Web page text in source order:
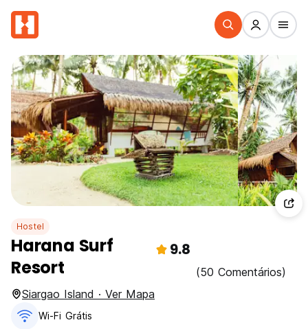
Hostel
Harana Surf
Resort
9.8
(50 Comentários)
Siargao Island · Ver Mapa
Wi-Fi Grátis